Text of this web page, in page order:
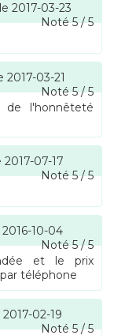
le 2017-03-23
Noté5/5
2017-03-21
Noté5/5
de l'honnêteté
2017-07-17
Noté5/5
2016-10-04
Noté5/5
et le prix
téléphone
2017-02-19
Noté5/5